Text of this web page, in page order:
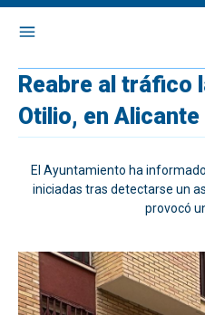
Reabre al tráfico
Otilio, en Alicante
El Ayuntamiento ha
iniciadas tras detectarse un
provocó